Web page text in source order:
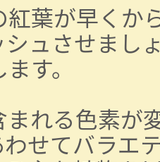
葉が早くか
ュさせまし
す。
れる色素が
せてバラエ